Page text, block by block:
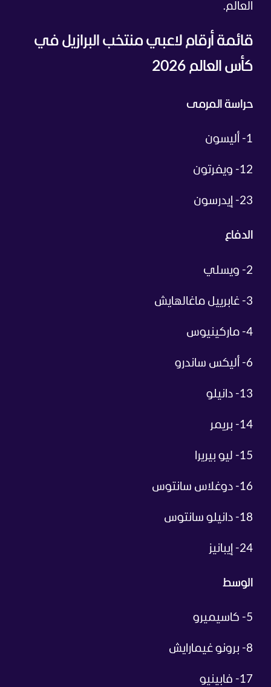
العالم.
قائمة أرقام لاعبي منتخب البرازيل في
كأس العالم 2026
حراسة المرمى
1- أليسون
12- ويفرتون
23- إيدرسون
الدفاع
2- ويسلي
3- غابرييل ماغالهايش
4- ماركينيوس
6- أليكس ساندرو
13- دانيلو
14- بريمر
15- ليو بيريرا
16- دوغلاس سانتوس
18- دانيلو سانتوس
24- إيبانيز
الوسط
5- كاسيميرو
8- برونو غيمارايش
17- فابينيو